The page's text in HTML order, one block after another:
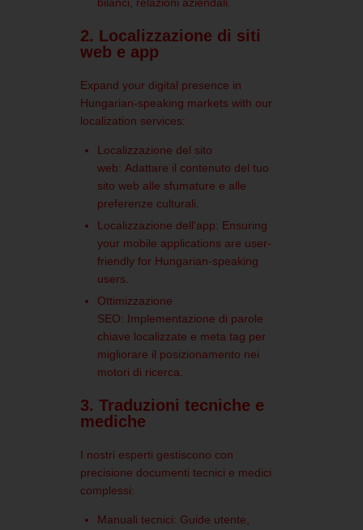
2. Localizzazione di siti
web e app
Expand your digital presence in
Hungarian-speaking markets with our
localization services:
Localizzazione del sito
web: Adattare il contenuto del tuo
sito web alle sfumature e alle
preferenze culturali.
Localizzazione dell'app: Ensuring
your mobile applications are user-
friendly for Hungarian-speaking
users.
Ottimizzazione
SEO: Implementazione di parole
chiave localizzate e meta tag per
migliorare il posizionamento nei
motori di ricerca.
3. Traduzioni tecniche e
mediche
I nostri esperti gestiscono con
precisione documenti tecnici e medici
complessi:
Manuali tecnici: Guide utente,